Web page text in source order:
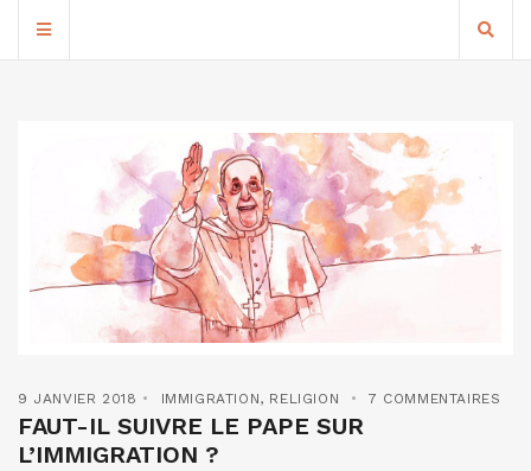
9 JANVIER 2018 IMMIGRATION, RELIGION 7 COMMENTAIRES
FAUT-IL SUIVRE LE PAPE SUR
L’IMMIGRATION ?